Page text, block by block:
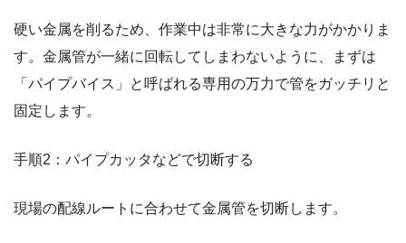
硬い金属を削るため、作業中は非常に大きな力がかかりま
す。金属管が一緒に回転してしまわないように、まずは
「パイプバイス」と呼ばれる専用の万力で管をガッチリと
固定します。
手順2：パイプカッタなどで切断する
現場の配線ルートに合わせて金属管を切断します。